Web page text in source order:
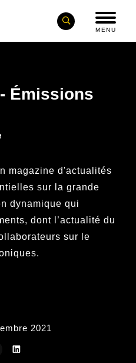
MENU
Émissions
magazine d'actualités
sur la grande
dynamique qui
dont l’actualité du
sur le
2021